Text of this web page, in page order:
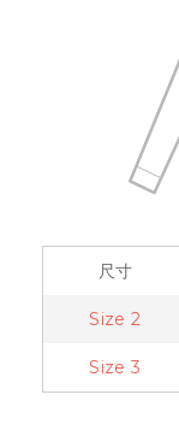
尺寸
Size 2
Size 3